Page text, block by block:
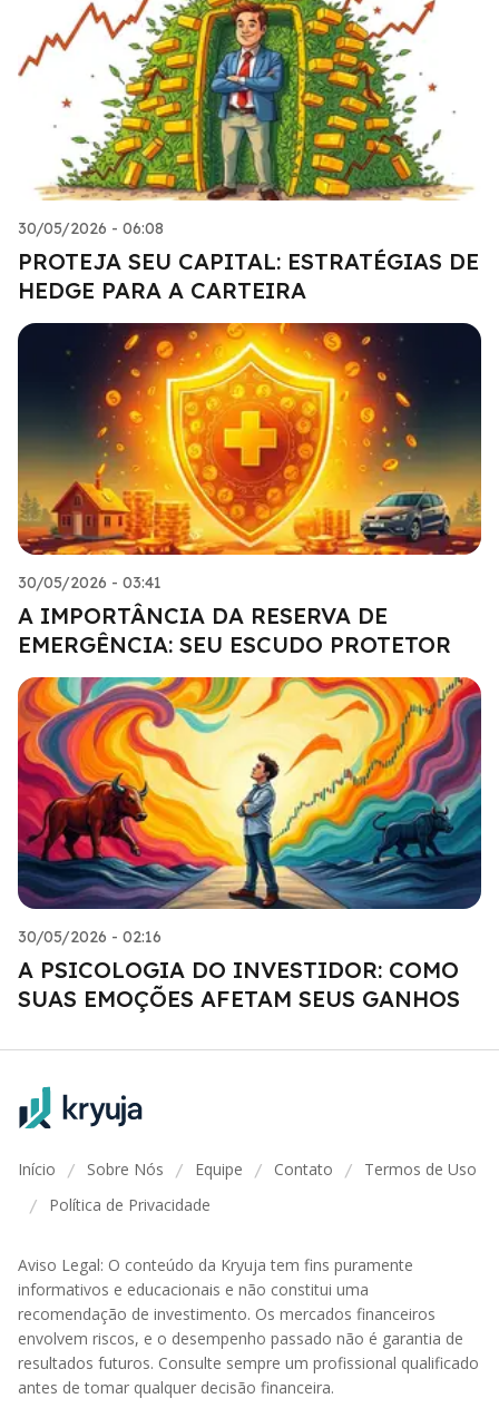
30/05/2026 - 06:08
PROTEJA SEU CAPITAL: ESTRATÉGIAS DE
HEDGE PARA A CARTEIRA
30/05/2026 - 03:41
A IMPORTÂNCIA DA RESERVA DE
EMERGÊNCIA: SEU ESCUDO PROTETOR
30/05/2026 - 02:16
A PSICOLOGIA DO INVESTIDOR: COMO
SUAS EMOÇÕES AFETAM SEUS GANHOS
Início / Sobre Nós / Equipe / Contato / Termos de Uso
/ Política de Privacidade
Aviso Legal: O conteúdo da Kryuja tem fins puramente
informativos e educacionais e não constitui uma
recomendação de investimento. Os mercados financeiros
envolvem riscos, e o desempenho passado não é garantia de
resultados futuros. Consulte sempre um profissional qualificado
antes de tomar qualquer decisão financeira.